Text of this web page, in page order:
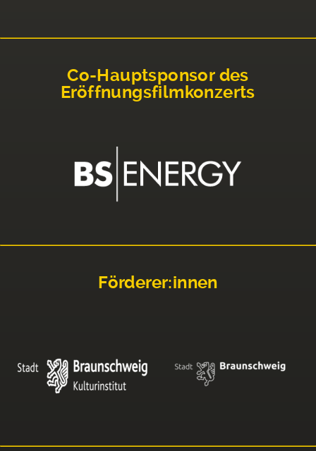
Co-Hauptsponsor des
Eröffnungsfilmkonzerts
Förderer:innen